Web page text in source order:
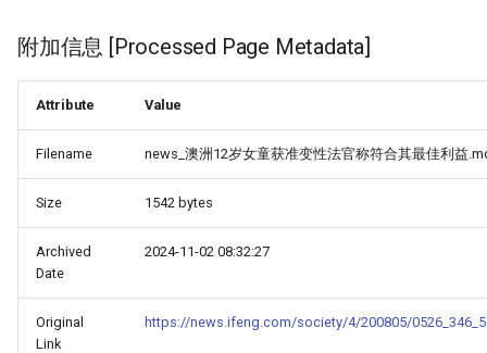
附加信息 [Processed Page Metadata]
Attribute Value
Filename news_澳洲12岁女童获准变性法官称符合其最佳利益
Size 1542 bytes
Archived
Date
2024-11-02 08:32:27
Original
Link
https://news.ifeng.com/society/4/200805/